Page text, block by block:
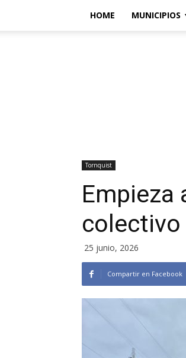
HOME MUNICIPIOS
Tornquist
Empieza
colectivo
25 junio, 2026
Compartir en Facebook